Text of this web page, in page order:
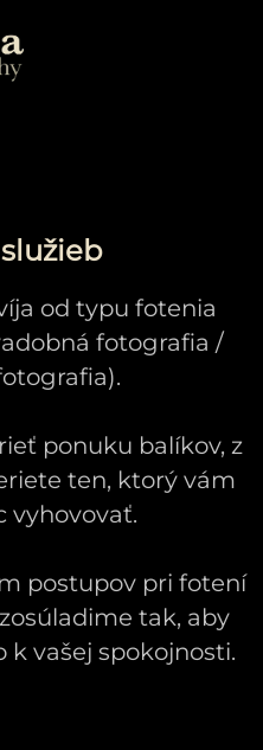
od typu fotenia
fotografia /
ponuku balíkov, z
ten, ktorý vám
vyhovovať.
postupov pri fotení
tak, aby
k vašej spokojnosti.